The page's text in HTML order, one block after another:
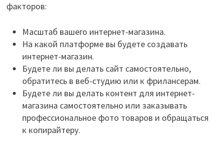
факторов:
Масштаб вашего интернет-магазина.
На какой платформе вы будете создавать
интернет-магазин.
Будете ли вы делать сайт самостоятельно,
обратитесь в веб-студию или к фрилансерам.
Будете ли вы делать контент для интернет-
магазина самостоятельно или заказывать
профессиональное фото товаров и обращаться
к копирайтеру.